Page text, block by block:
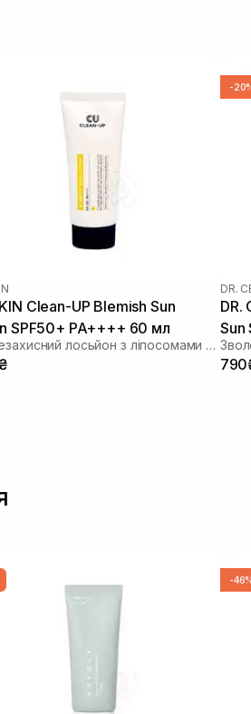
Clean-UP Blemish Sun
SPF50+ PA++++ 60 мл
Сонцезахисний лосьйон з ліпосомами на стабільних фільтрах
-
DR.
DR.
Sun
-